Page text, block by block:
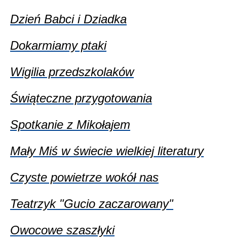
Dzień Babci i Dziadka
Dokarmiamy ptaki
Wigilia przedszkolaków
Świąteczne przygotowania
Spotkanie z Mikołajem
Mały Miś w świecie wielkiej literatury
Czyste powietrze wokół nas
Teatrzyk "Gucio zaczarowany"
Owocowe szaszłyki